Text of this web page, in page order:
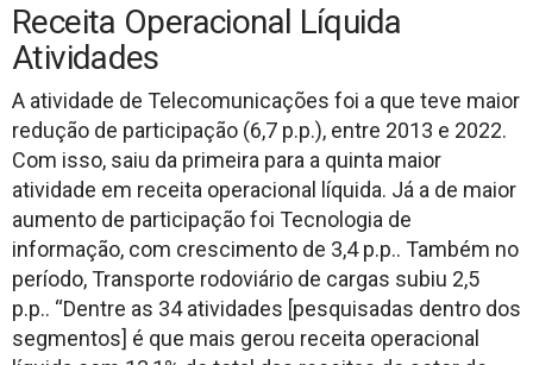
Receita Operacional Líquida
Atividades
A atividade de Telecomunicações foi a que teve maior
redução de participação (6,7 p.p.), entre 2013 e 2022.
Com isso, saiu da primeira para a quinta maior
atividade em receita operacional líquida. Já a de maior
aumento de participação foi Tecnologia de
informação, com crescimento de 3,4 p.p.. Também no
período, Transporte rodoviário de cargas subiu 2,5
p.p.. “Dentre as 34 atividades [pesquisadas dentro dos
segmentos] é que mais gerou receita operacional